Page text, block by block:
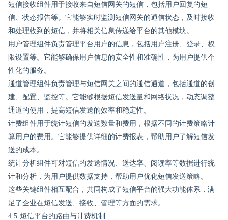
短信接收组件用于接收来自短信网关的短信，包括用户回复的短
信、状态报告等。它能够实时监测短信网关的通信状态，及时接收
和处理收到的短信，并将相关信息传递给平台的其他模块。
用户管理组件负责管理平台用户的信息，包括用户注册、登录、权
限设置等。它能够确保用户信息的安全性和准确性，为用户提供个
性化的服务。
通道管理组件负责管理与短信网关之间的通信通道，包括通道的创
建、配置、监控等。它能够根据短信发送量和网络状况，动态调整
通道的使用，提高短信发送的效率和稳定性。
计费组件用于统计短信的发送数量和费用，根据不同的计费策略计
算用户的费用。它能够提供详细的计费报表，帮助用户了解短信发
送的成本。
统计分析组件可对短信的发送情况、送达率、阅读率等数据进行统
计和分析，为用户提供数据支持，帮助用户优化短信发送策略。
这些关键组件相互配合，共同构成了短信平台的强大功能体系，满
足了企业在短信发送、接收、管理等方面的需求。
4.5 短信平台的路由与计费机制